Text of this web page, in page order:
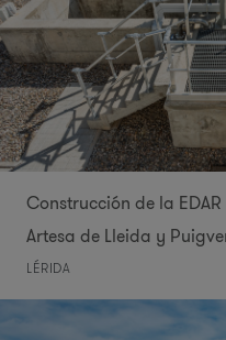
Construcción de la
Artesa de Lleida y
LÉRIDA